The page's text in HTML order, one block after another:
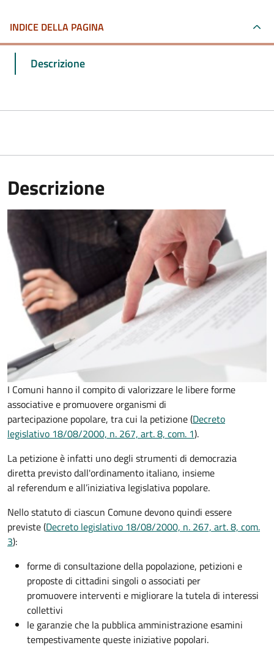
INDICE DELLA PAGINA
Descrizione
Descrizione
I Comuni hanno il compito di valorizzare le libere forme
associative e promuovere organismi di
partecipazione popolare, tra cui la petizione (Decreto
legislativo 18/08/2000, n. 267, art. 8, com. 1).
La petizione è infatti uno degli strumenti di democrazia
diretta previsto dall'ordinamento italiano, insieme
al referendum e all’iniziativa legislativa popolare.
Nello statuto di ciascun Comune devono quindi essere
previste (Decreto legislativo 18/08/2000, n. 267, art. 8, com.
3):
forme di consultazione della popolazione, petizioni e
proposte di cittadini singoli o associati per
promuovere interventi e migliorare la tutela di interessi
collettivi
le garanzie che la pubblica amministrazione esamini
tempestivamente queste iniziative popolari.